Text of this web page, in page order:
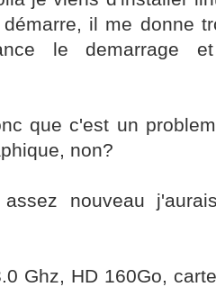
il me donne
le demarrage
que c'est un
non?
nouveau
Ghz, HD 160Go,